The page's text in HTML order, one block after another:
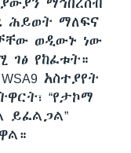
ሕይወት ማለፍና
ወዲውኑ ነው
ገፅ የከፈቱት።
አስተያየት
“የታኮማ
ይፈልጋል”